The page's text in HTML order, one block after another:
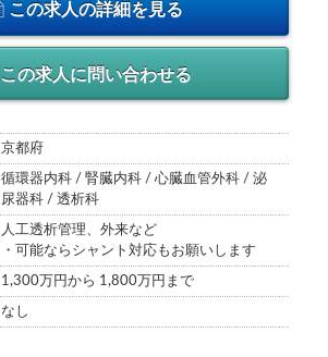
この求人の詳細を見る
この求人に問い合わせる
京都府
循環器内科 / 腎臓内科 / 心臓血管外科 / 泌
尿器科 / 透析科
人工透析管理、外来など
・可能ならシャント対応もお願いします
1,300万円から 1,800万円まで
なし